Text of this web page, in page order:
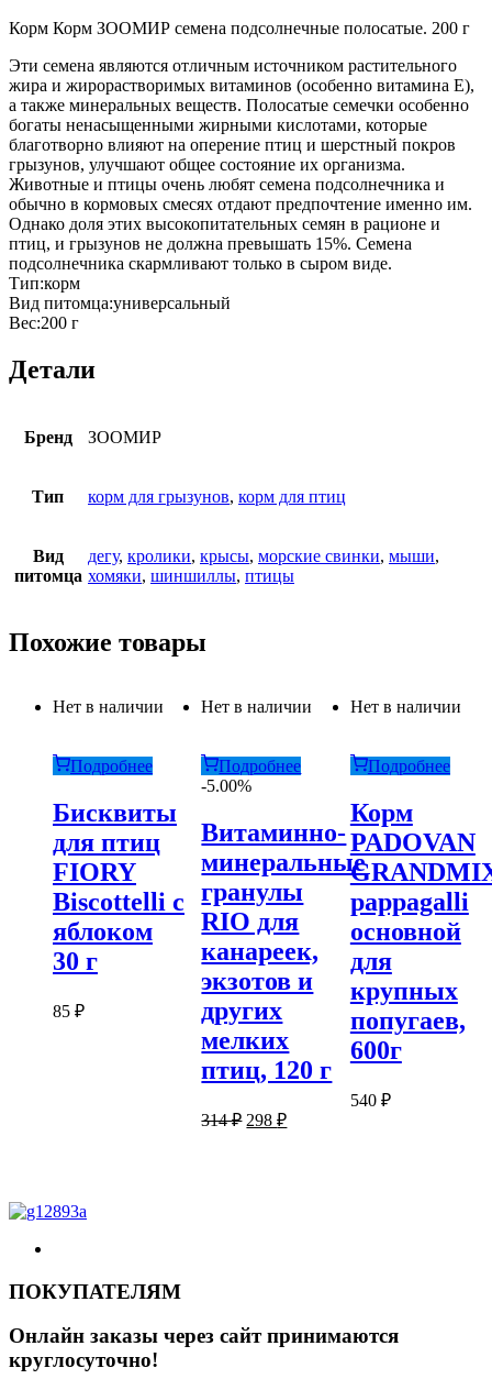
Корм Корм ЗООМИР семена подсолнечные полосатые. 200 г
Эти семена являются отличным источником растительного
жира и жирорастворимых витаминов (особенно витамина Е),
а также минеральных веществ. Полосатые семечки особенно
богаты ненасыщенными жирными кислотами, которые
благотворно влияют на оперение птиц и шерстный покров
грызунов, улучшают общее состояние их организма.
Животные и птицы очень любят семена подсолнечника и
обычно в кормовых смесях отдают предпочтение именно им.
Однако доля этих высокопитательных семян в рационе и
птиц, и грызунов не должна превышать 15%. Семена
подсолнечника скармливают только в сыром виде.
Тип:корм
Вид питомца:универсальный
Вес:200 г
Детали
Бренд ЗООМИР
Тип корм для грызунов, корм для птиц
Вид
питомца
дегу, кролики, крысы, морские свинки, мыши,
хомяки, шиншиллы, птицы
Похожие товары
Нет в наличии
Подробнее
Бисквиты
для птиц
FIORY
Biscottelli с
яблоком
30 г
85 ₽
Нет в наличии
Подробнее
-5.00%
Витаминно-
минеральные
гранулы
RIO для
канареек,
экзотов и
других
мелких
птиц, 120 г
314₽ Первоначальная
298₽Текущая
Нет в наличии
Подробнее
Корм
PADOVAN
pappagalli
основной
для
крупных
попугаев,
600г
540 ₽
ПОКУПАТЕЛЯМ
Онлайн заказы через сайт принимаются
круглосуточно!